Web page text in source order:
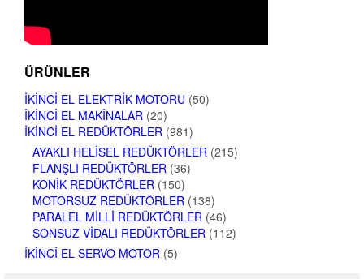
ÜRÜNLER
İKINCI EL ELEKTRIK MOTORU (50)
İKINCI EL MAKINALAR (20)
İKINCI EL REDÜKTÖRLER (981)
AYAKLI HELISEL REDÜKTÖRLER (215)
FLANŞLI REDÜKTÖRLER (36)
KONIK REDÜKTÖRLER (150)
MOTORSUZ REDÜKTÖRLER (138)
PARALEL MILLI REDÜKTÖRLER (46)
SONSUZ VIDALI REDÜKTÖRLER (112)
İKINCI EL SERVO MOTOR (5)